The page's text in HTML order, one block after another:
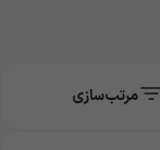
مرتب‌سازی